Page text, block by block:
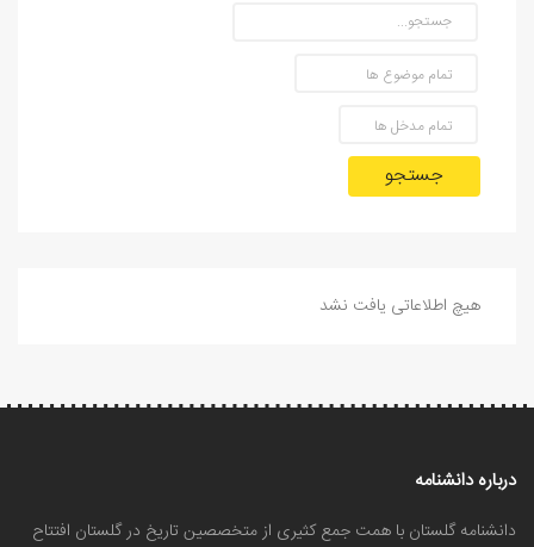
جستجو
هیچ اطلاعاتی یافت نشد
درباره دانشنامه
دانشنامه گلستان با همت جمع کثیری از متخصصین تاریخ در گلستان افتتاح